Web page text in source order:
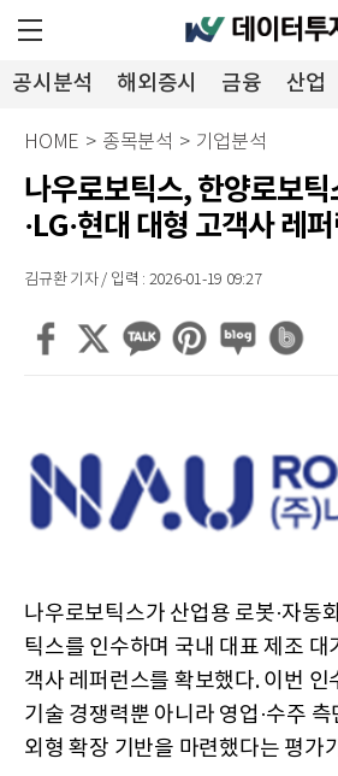
공시분석 해외증시 금융 산업
HOME > 종목분석 > 기업분석
나우로보틱스, 한양로보틱
·LG·현대 대형 고객사 레
김규환 기자 / 입력 : 2026-01-19 09:27
나우로보틱스가 산업용 로봇·자동
틱스를 인수하며 국내 대표 제조 대
객사 레퍼런스를 확보했다. 이번
기술 경쟁력뿐 아니라 영업·수주
외형 확장 기반을 마련했다는 평가